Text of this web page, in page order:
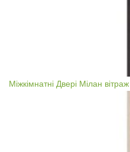
Міжкімнатні Двері Мілан